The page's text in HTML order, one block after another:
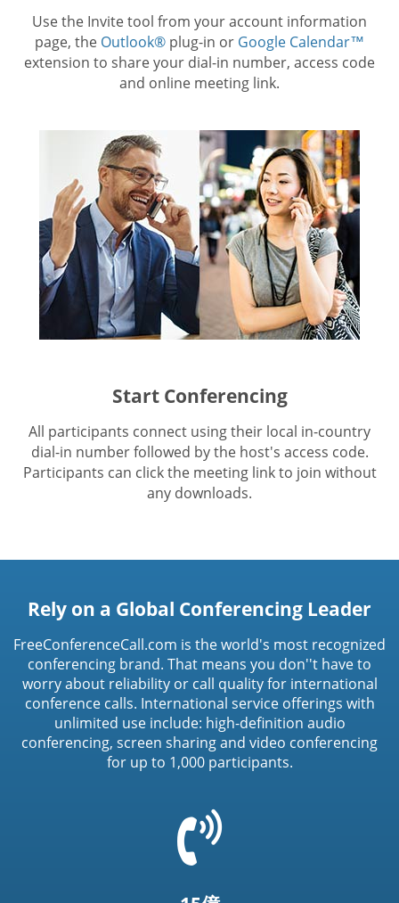
Use the Invite tool from your account information
page, the Outlook® plug-in or Google Calendar™
extension to share your dial-in number, access code
and online meeting link.
Start Conferencing
All participants connect using their local in-country
dial-in number followed by the host's access code.
Participants can click the meeting link to join without
any downloads.
Rely on a Global Conferencing Leader
FreeConferenceCall.com is the world's most recognized
conferencing brand. That means you don''t have to
worry about reliability or call quality for international
conference calls. International service offerings with
unlimited use include: high-definition audio
conferencing, screen sharing and video conferencing
for up to 1,000 participants.
t('common.phone_icon')